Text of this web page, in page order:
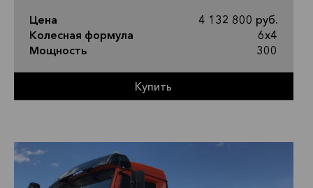
Цена
4 132 800 руб.
Колесная формула
6х4
Мощность
300
Купить